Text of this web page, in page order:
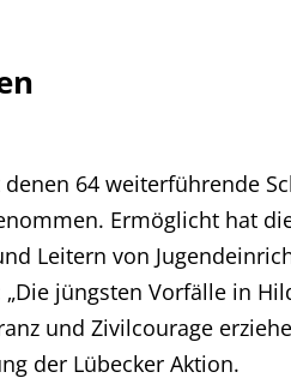
64 weiterführende
Ermöglicht hat
Leitern von
jüngsten Vorfälle in
und Zivilcourage
der Lübecker Aktion.